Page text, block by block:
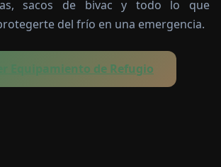
sacos de bivac y todo lo que
del frío en una emergencia.
Equipamiento de Refugio